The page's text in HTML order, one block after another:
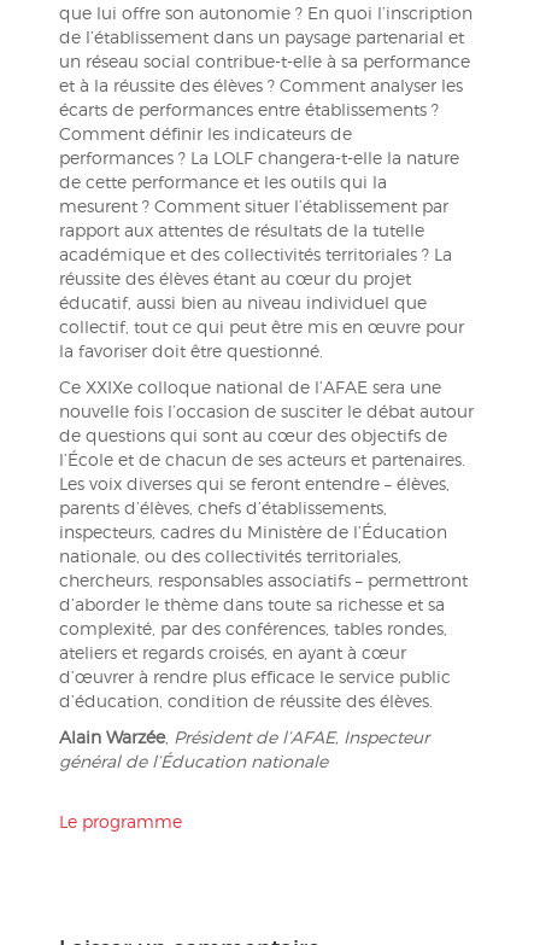
que lui offre son autonomie ? En quoi l’inscription
de l’établissement dans un paysage partenarial et
un réseau social contribue-t-elle à sa performance
et à la réussite des élèves ? Comment analyser les
écarts de performances entre établissements ?
Comment définir les indicateurs de
performances ? La LOLF changera-t-elle la nature
de cette performance et les outils qui la
mesurent ? Comment situer l’établissement par
rapport aux attentes de résultats de la tutelle
académique et des collectivités territoriales ? La
réussite des élèves étant au cœur du projet
éducatif, aussi bien au niveau individuel que
collectif, tout ce qui peut être mis en œuvre pour
la favoriser doit être questionné.
Ce XXIXe colloque national de l’AFAE sera une
nouvelle fois l’occasion de susciter le débat autour
de questions qui sont au cœur des objectifs de
l’École et de chacun de ses acteurs et partenaires.
Les voix diverses qui se feront entendre – élèves,
parents d’élèves, chefs d’établissements,
inspecteurs, cadres du Ministère de l’Éducation
nationale, ou des collectivités territoriales,
chercheurs, responsables associatifs – permettront
d’aborder le thème dans toute sa richesse et sa
complexité, par des conférences, tables rondes,
ateliers et regards croisés, en ayant à cœur
d’œuvrer à rendre plus efficace le service public
d’éducation, condition de réussite des élèves.
Alain Warzée, Président de l’AFAE, Inspecteur
général de l’Éducation nationale
Le programme